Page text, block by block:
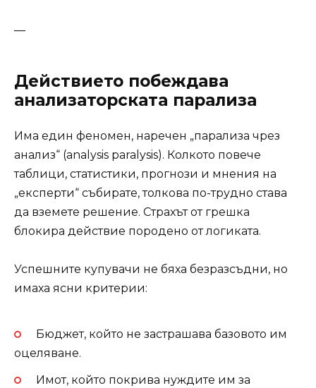
—
Действието побеждава
анализаторската парализа
Има един феномен, наречен „парализа чрез
анализ“ (analysis paralysis). Колкото повече
таблици, статистики, прогнози и мнения на
„експерти“ събирате, толкова по-трудно става
да вземете решение. Страхът от грешка
блокира действие породено от логиката.
Успешните купувачи не бяха безразсъдни, но
имаха ясни критерии:
Бюджет, който не застрашава базовото им
оцеляване.
Имот, който покрива нуждите им за